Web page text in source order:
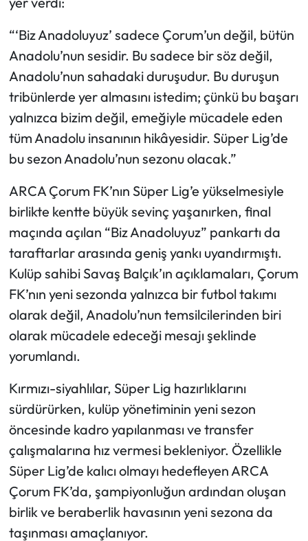
“‘Biz Anadoluyuz’ sadece Çorum’un değil, bütün
Anadolu’nun sesidir. Bu sadece bir söz değil,
Anadolu’nun sahadaki duruşudur. Bu duruşun
tribünlerde yer almasını istedim; çünkü bu başarı
yalnızca bizim değil, emeğiyle mücadele eden
tüm Anadolu insanının hikâyesidir. Süper Lig’de
bu sezon Anadolu’nun sezonu olacak.”
ARCA Çorum FK’nın Süper Lig’e yükselmesiyle
birlikte kentte büyük sevinç yaşanırken, final
maçında açılan “Biz Anadoluyuz” pankartı da
taraftarlar arasında geniş yankı uyandırmıştı.
Kulüp sahibi Savaş Balçık’ın açıklamaları, Çorum
FK’nın yeni sezonda yalnızca bir futbol takımı
olarak değil, Anadolu’nun temsilcilerinden biri
olarak mücadele edeceği mesajı şeklinde
yorumlandı.
Kırmızı-siyahlılar, Süper Lig hazırlıklarını
sürdürürken, kulüp yönetiminin yeni sezon
öncesinde kadro yapılanması ve transfer
çalışmalarına hız vermesi bekleniyor. Özellikle
Süper Lig’de kalıcı olmayı hedefleyen ARCA
Çorum FK’da, şampiyonluğun ardından oluşan
birlik ve beraberlik havasının yeni sezona da
taşınması amaçlanıyor.